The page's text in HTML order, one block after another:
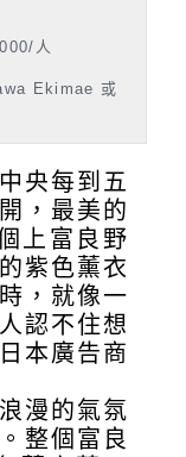
人
Ekimae 或
央每到五
，最美的
上富良野
紫色薰衣
，就像一
認不住想
本廣告商
漫的氣氛
整個富良